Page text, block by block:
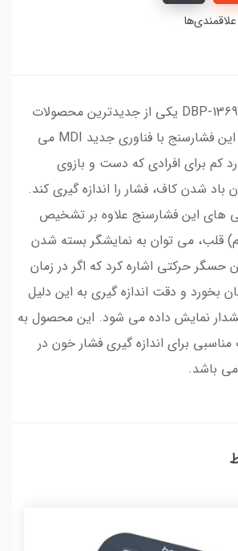
فشارسنج گلامور مدل DBP-1369 یکی از جدیدترین محصولات
برند گلامور می باشد. این فشارسنج با فناوری جدید MDI می
کم برای افرادی که دست و بازوی
باد شدن کاف، فشار را اندازه گیری کند.
های این فشارسنج علاوه بر تشخیص
قلب، می توان به نمایشگر بسته شدن
حرکتی اشاره کرد که اگر در زمان
بخورد و دقت اندازه گیری به این دلیل
نمایش داده می شود. این محصول به
مناسبی برای اندازه گیری فشار خون در
می باشد.